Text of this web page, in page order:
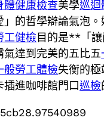
體健康檢查美學巡迴
」的哲學辯論氣泡
工健檢目的是**「讓
氣達到完美的五比五
般勞工體檢失衡的
插進咖啡館門口巡檢